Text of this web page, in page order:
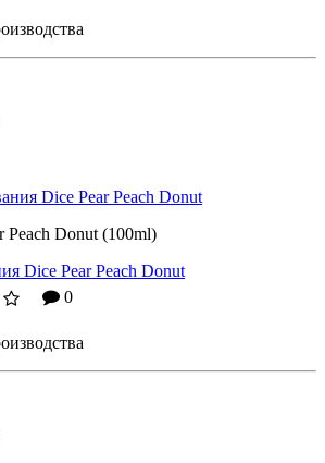
Peach Donut (100ml)
Dice Pear Peach Donut
0